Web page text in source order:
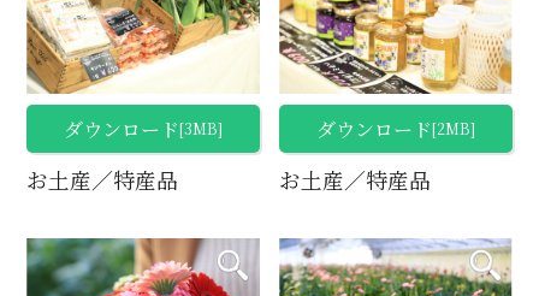
ダウンロード[3MB]
お土産／特産品
ダウンロード[2MB]
お土産／特産品